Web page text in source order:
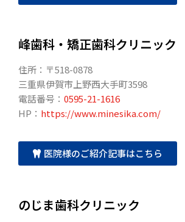
峰歯科・矯正歯科クリニック
住所：〒518-0878
三重県伊賀市上野西大手町3598
電話番号： 0595-21-1616
HP： https://www.minesika.com/
医院様のご紹介記事はこちら
のじま歯科クリニック